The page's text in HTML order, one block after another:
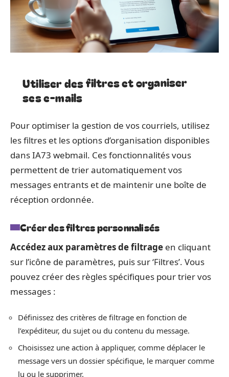
Utiliser des filtres et organiser
ses e-mails
Pour optimiser la gestion de vos courriels, utilisez
les filtres et les options d’organisation disponibles
dans IA73 webmail. Ces fonctionnalités vous
permettent de trier automatiquement vos
messages entrants et de maintenir une boîte de
réception ordonnée.
Créer des filtres personnalisés
Accédez aux paramètres de filtrage en cliquant
sur l’icône de paramètres, puis sur ‘Filtres’. Vous
pouvez créer des règles spécifiques pour trier vos
messages :
Définissez des critères de filtrage en fonction de
l’expéditeur, du sujet ou du contenu du message.
Choisissez une action à appliquer, comme déplacer le
message vers un dossier spécifique, le marquer comme
lu ou le supprimer.